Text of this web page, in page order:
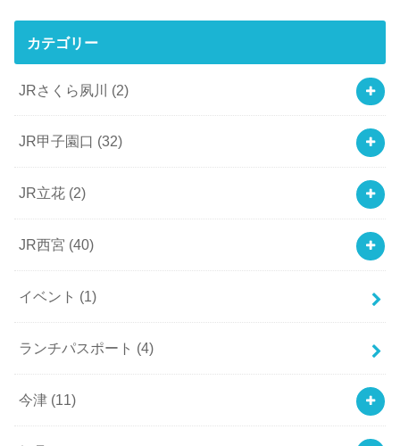
カテゴリー
JRさくら夙川 (2)
JR甲子園口 (32)
JR立花 (2)
JR西宮 (40)
イベント (1)
ランチパスポート (4)
今津 (11)